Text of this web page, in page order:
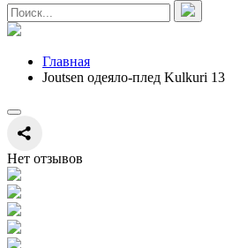
Главная
Joutsen одеяло-плед Kulkuri
Нет отзывов